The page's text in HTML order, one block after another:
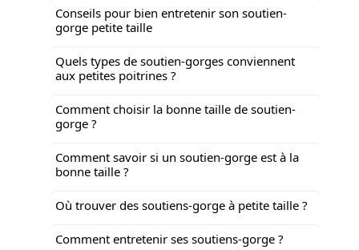
Conseils pour bien entretenir son soutien-
gorge petite taille
Quels types de soutien-gorges conviennent
aux petites poitrines ?
Comment choisir la bonne taille de soutien-
gorge ?
Comment savoir si un soutien-gorge est à la
bonne taille ?
Où trouver des soutiens-gorge à petite taille ?
Comment entretenir ses soutiens-gorge ?